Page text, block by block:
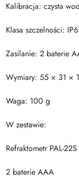
Kalibracja: czysta
Klasa szczelności:
Zasilanie: 2 baterie
Wymiary: 55 × 31 ×
Waga: 100 g
W zestawie:
Refraktometr PAL-22S
2 baterie AAA